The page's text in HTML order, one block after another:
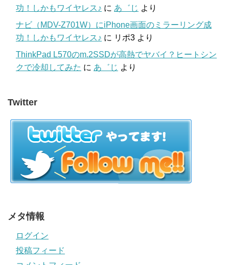
功！しかもワイヤレス♪ に あ゛じ より
ナビ（MDV-Z701W）にiPhone画面のミラーリング成
功！しかもワイヤレス♪ に リポ3 より
ThinkPad L570のm.2SSDが高熱でヤバイ？ヒートシン
クで冷却してみた に あ゛じ より
Twitter
メタ情報
ログイン
投稿フィード